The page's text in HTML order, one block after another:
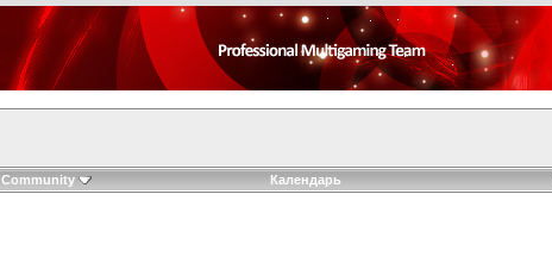
Community Календарь